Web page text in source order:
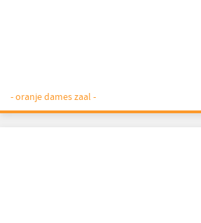
- oranje dames zaal -